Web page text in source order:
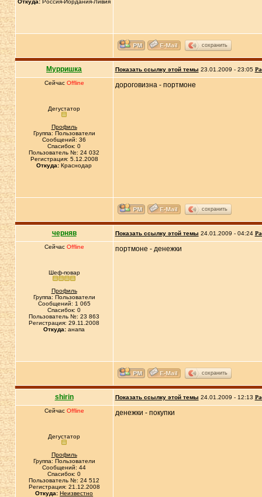
Откуда: Россия-Иордания-Ливия
сохранить
Мурришка Показать ссылку этой темы 23.01.2009 - 23:05
Сейчас Offline
Дегустатор
Профиль
Группа: Пользователи
Сообщений: 36
Спасибок: 0
Пользователь №: 24 032
Регистрация: 5.12.2008
Откуда: Краснодар
дороговизна - портмоне
сохранить
черняв Показать ссылку этой темы 24.01.2009 - 04:24
Сейчас Offline
Шеф-повар
Профиль
Группа: Пользователи
Сообщений: 1 065
Спасибок: 0
Пользователь №: 23 863
Регистрация: 29.11.2008
Откуда: анапа
портмоне - денежки
сохранить
shirin Показать ссылку этой темы 24.01.2009 - 12:13
Сейчас Offline
Дегустатор
Профиль
Группа: Пользователи
Сообщений: 44
Спасибок: 0
Пользователь №: 24 512
Регистрация: 21.12.2008
Откуда: Неизвестно
денежки - покупки